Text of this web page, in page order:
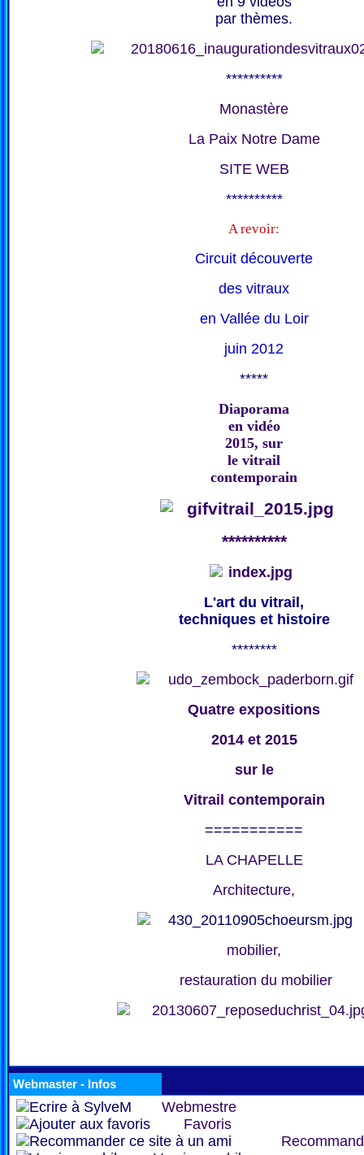
par thèmes.
**********
Monastère
La Paix Notre Dame
SITE WEB
**********
A revoir:
Circuit découverte
des vitraux
en Vallée du Loir
juin 2012
*****
Diaporama
en vidéo
2015, sur
le vitrail
contemporain
**********
L'art du vitrail,
techniques et histoire
********
Quatre expositions
2014 et 2015
sur le
Vitrail contemporain
===========
LA CHAPELLE
Architecture,
mobilier,
restauration du mobilier
Webmaster - Infos
Webmestre
Favoris